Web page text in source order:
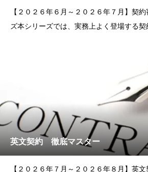
【２０２６年６月～２０２６年７月】契
ズ本シリーズでは、実務上よく登場する
講座を進めますので、実際の契約審査に
英文契約 徹底マスター
【２０２６年７月～２０２６年８月】英